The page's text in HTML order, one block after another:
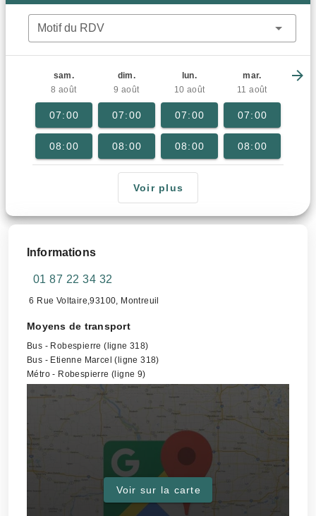
Motif du RDV
sam.
8 août
07:00
08:00
dim.
9 août
07:00
08:00
lun.
10 août
07:00
08:00
mar.
11 août
07:00
08:00
Voir plus
Informations
01 87 22 34 32
6 Rue Voltaire,93100, Montreuil
Moyens de transport
Bus - Robespierre (ligne 318)
Bus - Etienne Marcel (ligne 318)
Métro - Robespierre (ligne 9)
Voir sur la carte